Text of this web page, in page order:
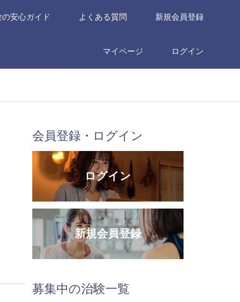
の安心ガイド よくある質問 新規会員登録
マイページ ログイン
会員登録・ログイン
ログイン
新規会員登録
募集中の治験一覧